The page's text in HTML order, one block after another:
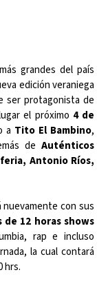
grandes del país
edición veraniega
ser protagonista de
el próximo 4 de
a Tito El Bambino,
de Auténticos
Antonio Ríos,
nuevamente con sus
de 12 horas shows
rap e incluso
la cual contará
hrs.